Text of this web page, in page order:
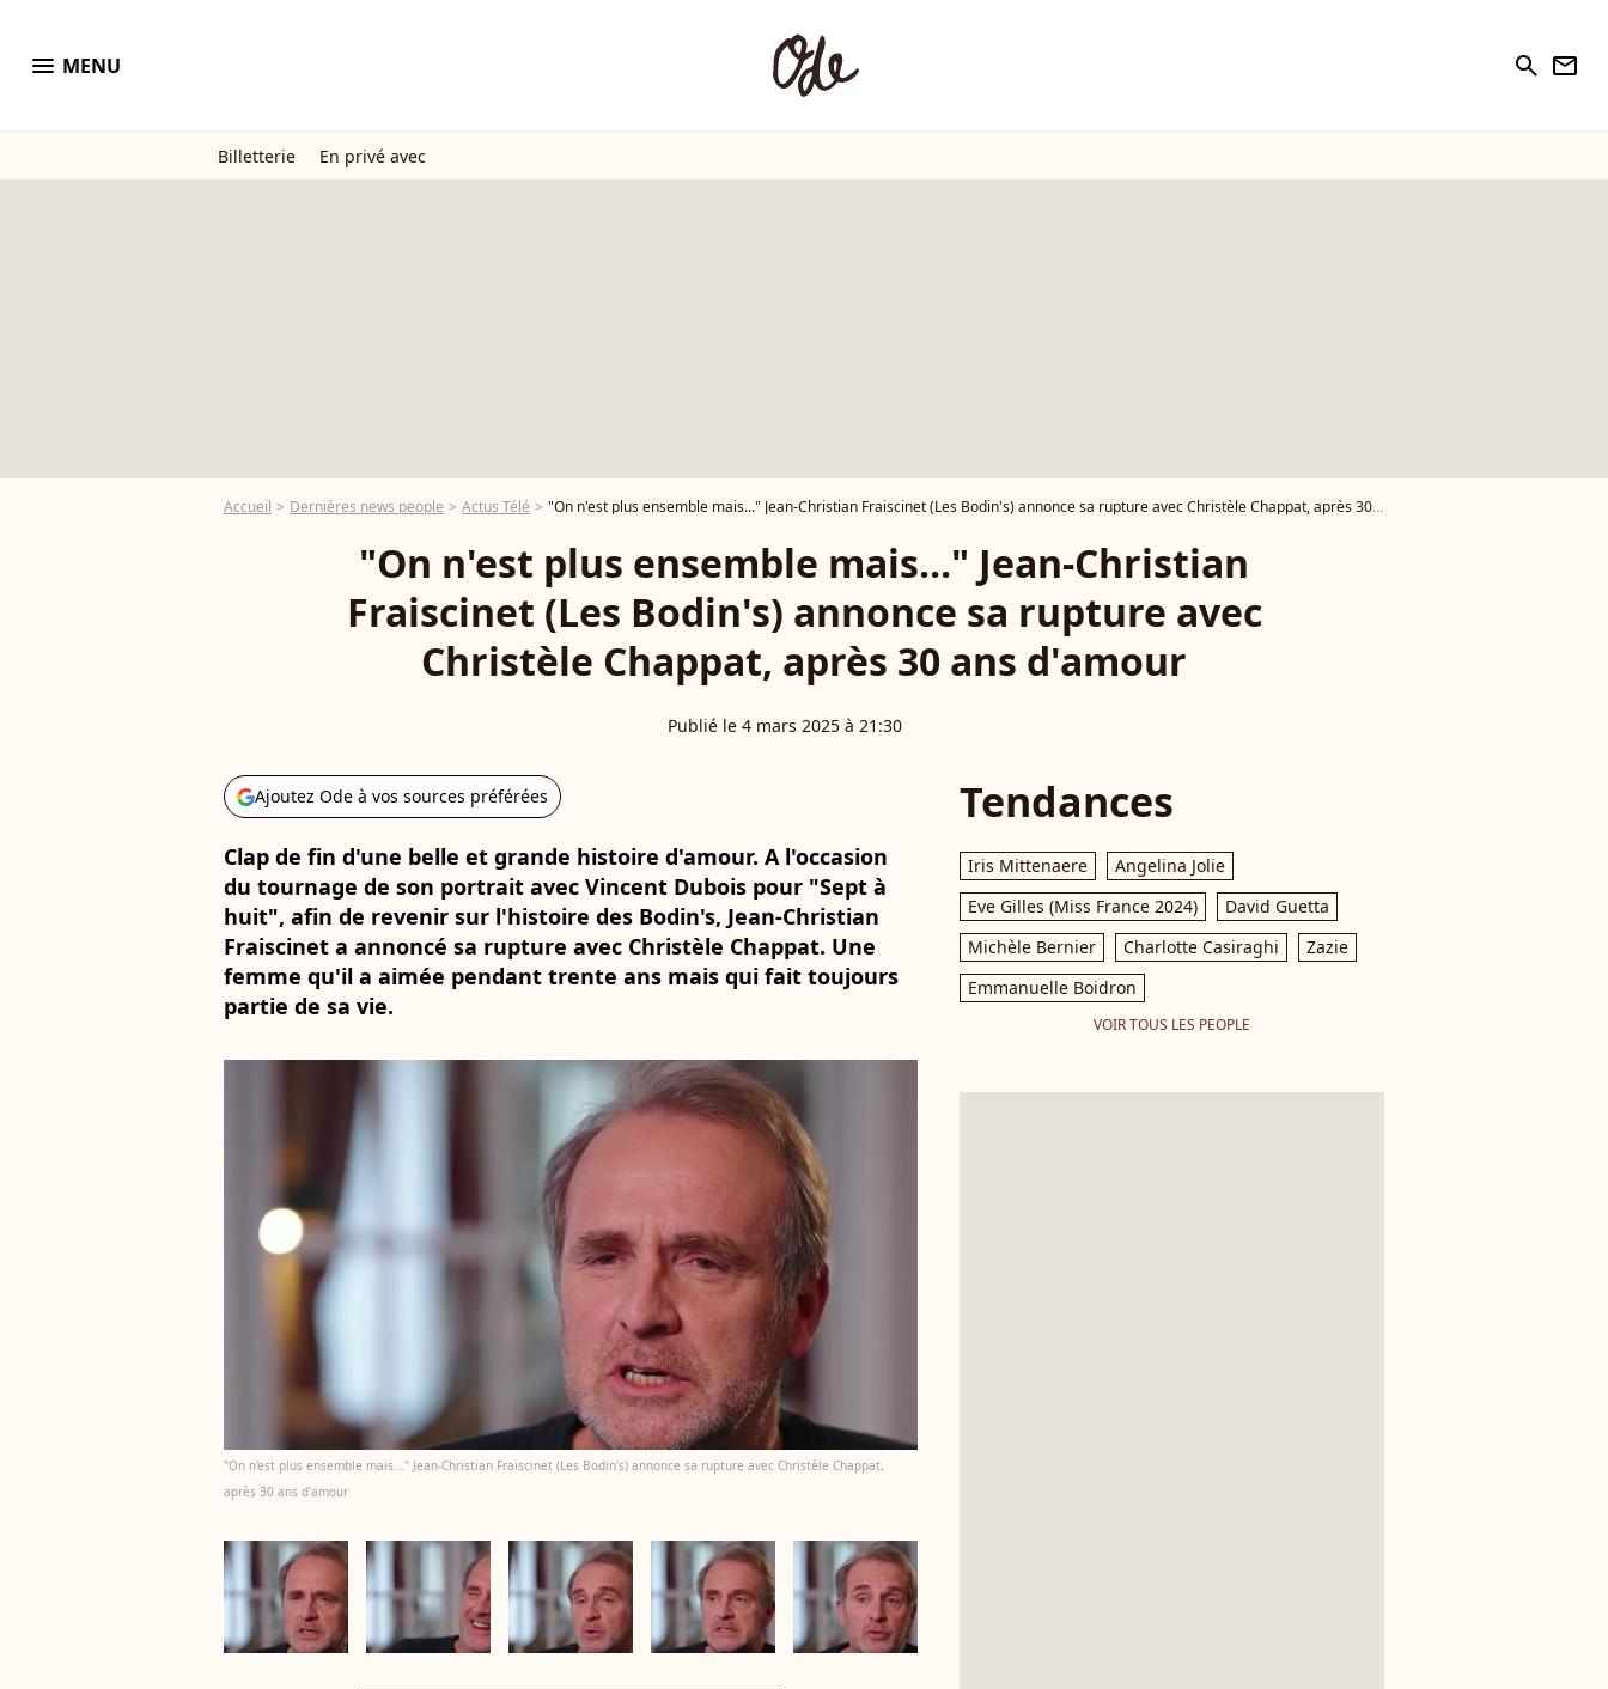
menu MENU search newsletter
Billetterie En privé avec
Accueil Dernières news people Actus Télé "On n'est plus ensemble mais..." Jean-Christian Fraiscinet (Les Bodin's) annonce sa rupture avec Christèle Chappat, après 30 ans d'amour
"On n'est plus ensemble mais..." Jean-Christian
Fraiscinet (Les Bodin's) annonce sa rupture avec
Christèle Chappat, après 30 ans d'amour
Publié le 4 mars 2025 à 21:30
Ajoutez Ode à vos sources préférées
Clap de fin d'une belle et grande histoire d'amour. A l'occasion
du tournage de son portrait avec Vincent Dubois pour "Sept à
huit", afin de revenir sur l'histoire des Bodin's, Jean-Christian
Fraiscinet a annoncé sa rupture avec Christèle Chappat. Une
femme qu'il a aimée pendant trente ans mais qui fait toujours
partie de sa vie.
"On n'est plus ensemble mais..." Jean-Christian Fraiscinet (Les Bodin's) annonce sa rupture avec Christèle Chappat,
après 30 ans d'amour
Tendances
Iris Mittenaere
Angelina Jolie
Eve Gilles (Miss France 2024)
David Guetta
Michèle Bernier
Charlotte Casiraghi
Zazie
Emmanuelle Boidron
VOIR TOUS LES PEOPLE